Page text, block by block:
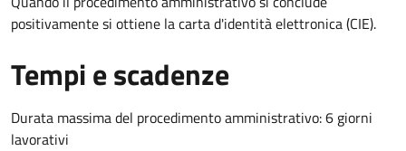
positivamente si ottiene la carta d'identità elettronica (CIE).
Tempi e scadenze
Durata massima del procedimento amministrativo: 6 giorni
lavorativi